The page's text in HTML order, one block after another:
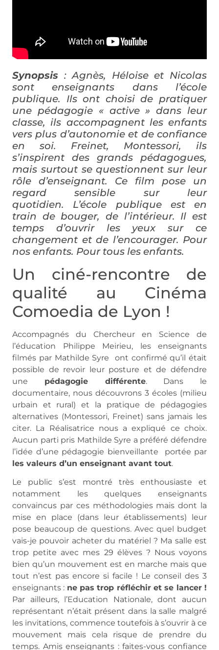
Synopsis : Agnès, Héloise et Nicolas
sont enseignants dans l’école
publique. Ils ont choisi de pratiquer
une pédagogie « active » dans leur
classe, ils accompagnent les enfants
vers plus d’autonomie et de confiance
en soi. Freinet, Montessori, ils
s’inspirent des grands pédagogues,
mais surtout se questionnent sur leur
rôle d’enseignant. Ce film pose un
regard sensible sur leur
quotidien. L’école publique est en
train de bouger, de l’intérieur. Il est
temps d’ouvrir les yeux sur ce
changement et de l’encourager. Pour
nos enfants. Pour tous les enfants.
Un ciné-rencontre de
qualité au Cinéma
Comoedia de Lyon !
Accompagnés du Chercheur en Science de
l’éducation Philippe Meirieu, les enseignants
filmés par Mathilde Syre ont confirmé qu’il était
possible de revoir leur posture et de défendre
une pédagogie différente. Dans le
documentaire, nous découvrons 3 écoles (milieu
urbain et rural) et la pratique de pédagogies
alternatives (Montessori, Freinet) sans jamais les
citer. La Réalisatrice nous a expliqué ce choix.
Aucun parti pris Mathilde Syre a préféré défendre
l’idée d’une pédagogie bienveillante portée par
les valeurs d’un enseignant avant tout.
Le public s’est montré très enthousiaste et
notamment les quelques enseignants
convaincus par ces méthodologies mais dont la
mise en place (dans leur établissements) leur
pose beaucoup de questions. Avec quel budget
vais-je pouvoir acheter du matériel ? Ma salle est
trop petite avec mes 29 élèves ? Nous voyons
bien qu’un mouvement est en marche mais que
tout n’est pas encore si facile ! Le conseil des 3
enseignants : ne pas trop réfléchir et se lancer !
Par ailleurs, l’Education Nationale, dont aucun
représentant n’était présent dans la salle malgré
les invitations, commence toutefois à s’ouvrir à ce
mouvement mais cela risque de prendre du
temps. Amis enseignants : faites-vous confiance